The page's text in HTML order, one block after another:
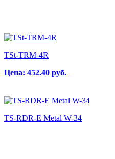
TSt-TRM-4R
Цена: 452.40 руб.
TS-RDR-E Metal W-34